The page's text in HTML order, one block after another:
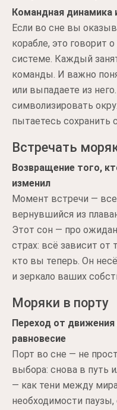
Командная динамика
Если во сне вы
корабле, это говорит
системе. Каждый
команды. И важно
или выпадаете из
символизировать
пытаетесь сохранить
Встречать
Возвращение того,
изменил
Момент встречи —
вернувшийся из
Этот сон — про
страх: всё зависит от
кто вы теперь. Он
и зеркало ваших
Моряки в порту
Переход от
равновесие
Порт во сне — не
выбора: снова в путь
— как тени между
необходимости